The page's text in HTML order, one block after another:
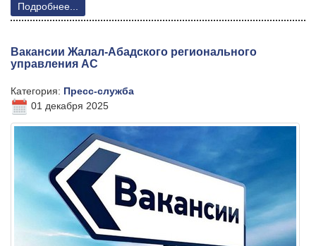
Подробнее...
Вакансии Жалал-Абадского регионального
управления АС
Категория: Пресс-служба
01 декабря 2025